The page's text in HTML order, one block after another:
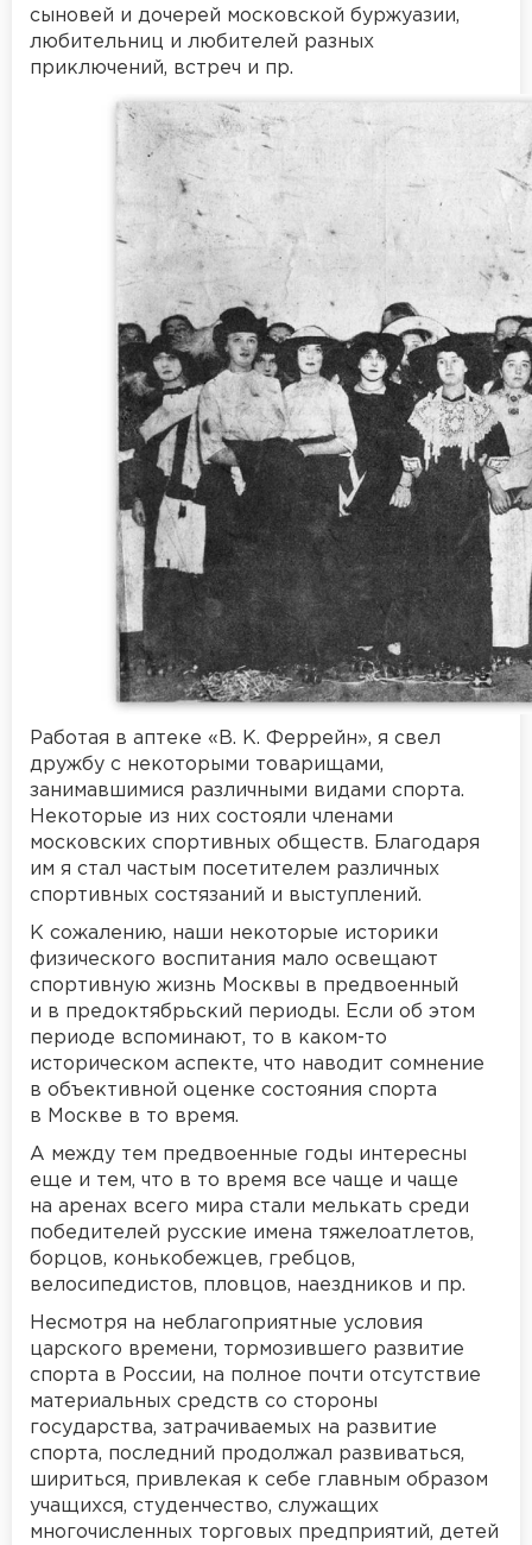
сыновей и дочерей московской буржуазии,
любительниц и любителей разных
приключений, встреч и пр.
Работая в аптеке «В. К. Феррейн», я свел
дружбу с некоторыми товарищами,
занимавшимися различными видами спорта.
Некоторые из них состояли членами
московских спортивных обществ. Благодаря
им я стал частым посетителем различных
спортивных состязаний и выступлений.
К сожалению, наши некоторые историки
физического воспитания мало освещают
спортивную жизнь Москвы в предвоенный
и в предоктябрьский периоды. Если об этом
периоде вспоминают, то в каком-то
историческом аспекте, что наводит сомнение
в объективной оценке состояния спорта
в Москве в то время.
А между тем предвоенные годы интересны
еще и тем, что в то время все чаще и чаще
на аренах всего мира стали мелькать среди
победителей русские имена тяжелоатлетов,
борцов, конькобежцев, гребцов,
велосипедистов, пловцов, наездников и пр.
Несмотря на неблагоприятные условия
царского времени, тормозившего развитие
спорта в России, на полное почти отсутствие
материальных средств со стороны
государства, затрачиваемых на развитие
спорта, последний продолжал развиваться,
шириться, привлекая к себе главным образом
учащихся, студенчество, служащих
многочисленных торговых предприятий, детей